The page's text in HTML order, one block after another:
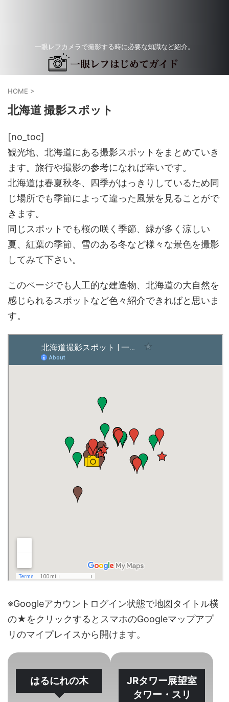
一眼レフカメラで撮影する時に必要な知識など紹介。
HOME >
北海道 撮影スポット
[no_toc]
観光地、北海道にある撮影スポットをまとめていき
ます。旅行や撮影の参考になれば幸いです。
北海道は春夏秋冬、四季がはっきりしているため同
じ場所でも季節によって違った風景を見ることがで
きます。
同じスポットでも桜の咲く季節、緑が多く涼しい
夏、紅葉の季節、雪のある冬など様々な景色を撮影
してみて下さい。
このページでも人工的な建造物、北海道の大自然を
感じられるスポットなど色々紹介できればと思いま
す。
※Googleアカウントログイン状態で地図タイトル横
の★をクリックするとスマホのGoogleマップアプ
リのマイプレイスから開けます。
はるにれの木
JRタワー展望室
タワー・スリ